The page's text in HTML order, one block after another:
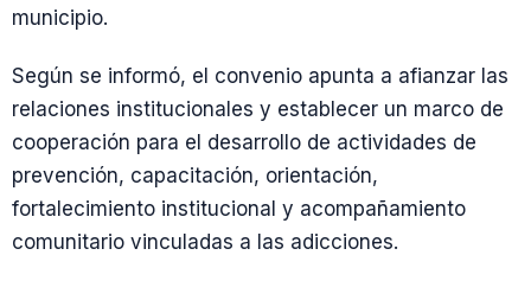
municipio.
Según se informó, el convenio apunta a afianzar las
relaciones institucionales y establecer un marco de
cooperación para el desarrollo de actividades de
prevención, capacitación, orientación,
fortalecimiento institucional y acompañamiento
comunitario vinculadas a las adicciones.